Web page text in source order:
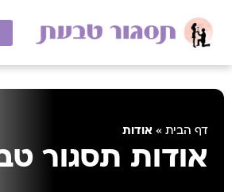
דף הבית » אודות
אודות תסגור